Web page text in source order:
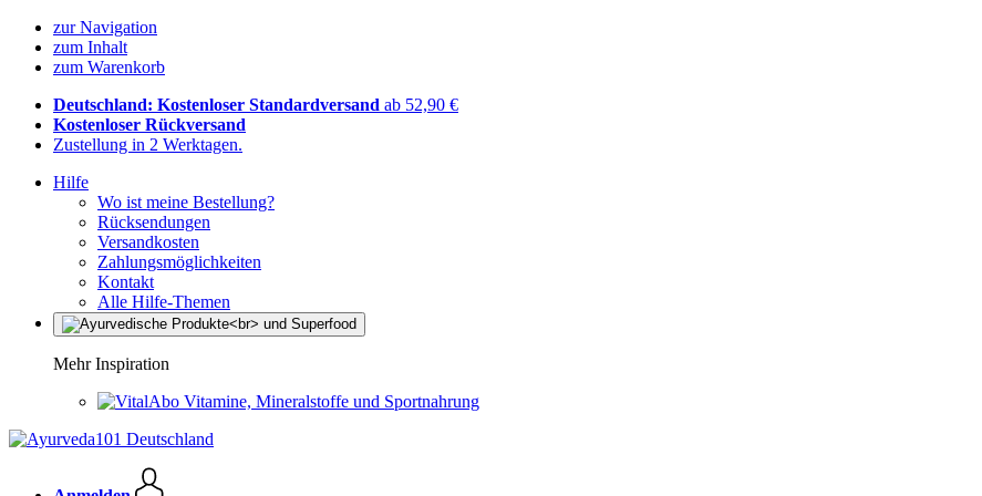
zur Navigation
zum Inhalt
zum Warenkorb
Deutschland: Kostenloser Standardversand ab 52,90 €
Kostenloser Rückversand
Zustellung in 2 Werktagen.
Hilfe
Wo ist meine Bestellung?
Rücksendungen
Versandkosten
Zahlungsmöglichkeiten
Kontakt
Alle Hilfe-Themen
Mehr Inspiration
Vitamine, Mineralstoffe und Sportnahrung